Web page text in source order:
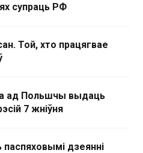
супраць РФ
Той, хто працягвае
ад Польшчы выдаць
7 жніўня
паспяховымі дзеянні